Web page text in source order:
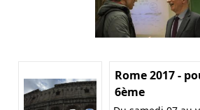
Rome 2017 -
6ème